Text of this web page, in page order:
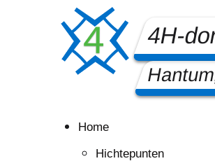
4H-
Home
Hichtepunten